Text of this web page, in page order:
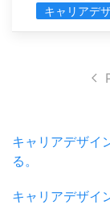
キャリアデ
キャリアデザイ
る。
キャリアデザイ